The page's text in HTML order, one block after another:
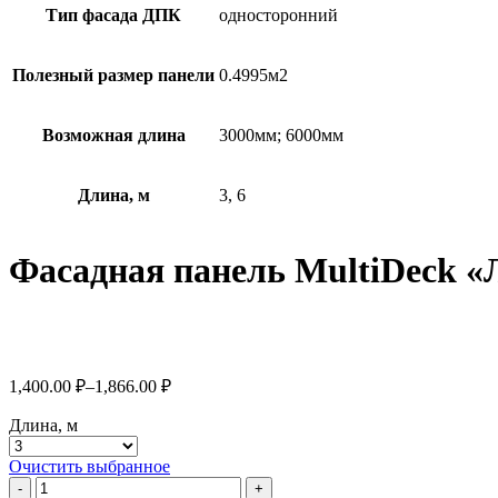
Тип фасада ДПК односторонний
Полезный размер панели 0.4995м2
Возможная длина 3000мм; 6000мм
Длина, м 3, 6
Фасадная панель MultiDeck
1,400.00 ₽–1,866.00 ₽
Длина, м
Очистить выбранное